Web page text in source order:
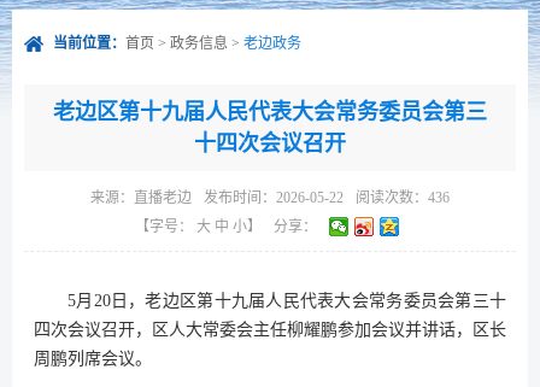
当前位置： 首页 > 政务信息 > 老边政务
老边区第十九届人民代表大会常务委员会第三
十四次会议召开
来源： 直播老边 发布时间：2026-05-22 阅读次数： 436
【字号： 大 中 小】 分享：
5月20日，老边区第十九届人民代表大会常务委员会第三十
四次会议召开，区人大常委会主任柳耀鹏参加会议并讲话，区长
周鹏列席会议。